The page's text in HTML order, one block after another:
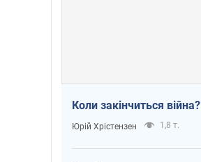
Коли закінчиться війна?
Юрій Хрістензен 1,8 т.